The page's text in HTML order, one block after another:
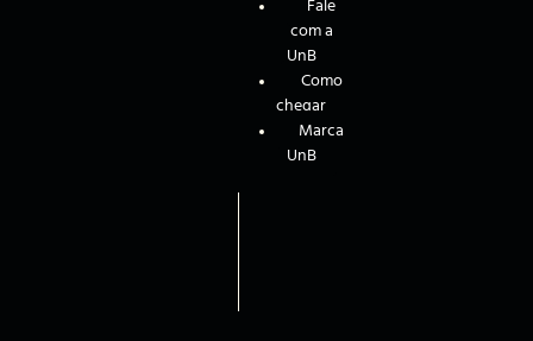
Fale
com a
UnB
Como
chegar
Marca
UnB